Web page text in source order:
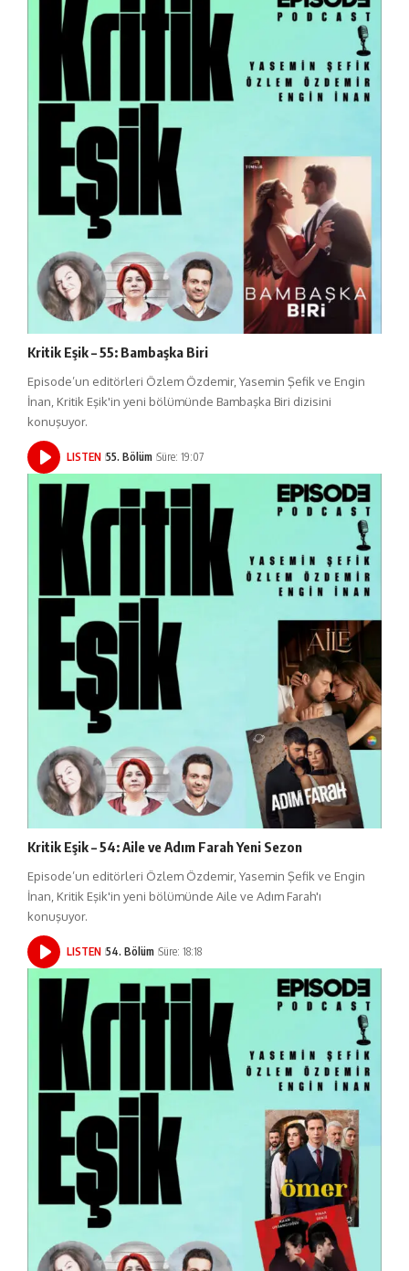
Kritik Eşik – 55: Bambaşka Biri
Episode’un editörleri Özlem Özdemir, Yasemin Şefik ve Engin
İnan, Kritik Eşik'in yeni bölümünde Bambaşka Biri dizisini
konuşuyor.
LISTEN 55. Bölüm Süre: 19:07
Kritik Eşik – 54: Aile ve Adım Farah Yeni Sezon
Episode’un editörleri Özlem Özdemir, Yasemin Şefik ve Engin
İnan, Kritik Eşik'in yeni bölümünde Aile ve Adım Farah'ı
konuşuyor.
LISTEN 54. Bölüm Süre: 18:18